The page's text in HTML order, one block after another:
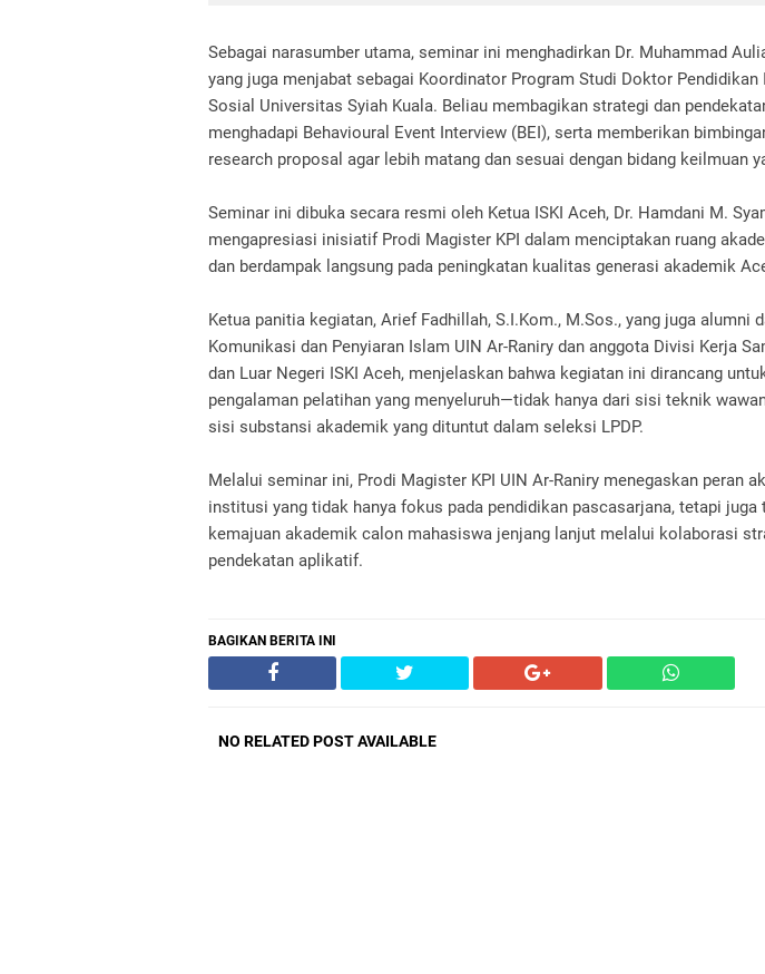
Sebagai narasumber utama, seminar ini menghadirkan Dr. Muhammad
yang juga menjabat sebagai Koordinator Program Studi Doktor Pendidikan
Sosial Universitas Syiah Kuala. Beliau membagikan strategi dan
menghadapi Behavioural Event Interview (BEI), serta memberikan
research proposal agar lebih matang dan sesuai dengan bidang keilmuan
Seminar ini dibuka secara resmi oleh Ketua ISKI Aceh, Dr. Hamdani M.
mengapresiasi inisiatif Prodi Magister KPI dalam menciptakan ruang
dan berdampak langsung pada peningkatan kualitas generasi akademik
Ketua panitia kegiatan, Arief Fadhillah, S.I.Kom., M.Sos., yang juga alumni
Komunikasi dan Penyiaran Islam UIN Ar-Raniry dan anggota Divisi Kerja
dan Luar Negeri ISKI Aceh, menjelaskan bahwa kegiatan ini dirancang
pengalaman pelatihan yang menyeluruh—tidak hanya dari sisi teknik
sisi substansi akademik yang dituntut dalam seleksi LPDP.
Melalui seminar ini, Prodi Magister KPI UIN Ar-Raniry menegaskan peran
institusi yang tidak hanya fokus pada pendidikan pascasarjana, tetapi
kemajuan akademik calon mahasiswa jenjang lanjut melalui kolaborasi
pendekatan aplikatif.
BAGIKAN BERITA INI
NO RELATED POST AVAILABLE